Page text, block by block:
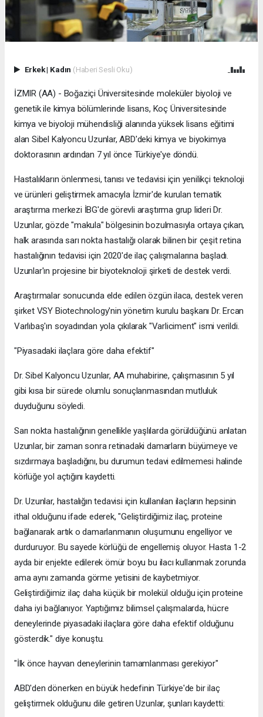
Erkek| Kadın (Haberi Sesli Oku)
İZMIR (AA) - Boğaziçi Üniversitesinde moleküler biyoloji ve
genetik ile kimya bölümlerinde lisans, Koç Üniversitesinde
kimya ve biyoloji mühendisliği alanında yüksek lisans eğitimi
alan Sibel Kalyoncu Uzunlar, ABD'deki kimya ve biyokimya
doktorasının ardından 7 yıl önce Türkiye'ye döndü.
Hastalıkların önlenmesi, tanısı ve tedavisi için yenilikçi teknoloji
ve ürünleri geliştirmek amacıyla İzmir'de kurulan tematik
araştırma merkezi İBG'de görevli araştırma grup lideri Dr.
Uzunlar, gözde "makula" bölgesinin bozulmasıyla ortaya çıkan,
halk arasında sarı nokta hastalığı olarak bilinen bir çeşit retina
hastalığının tedavisi için 2020'de ilaç çalışmalarına başladı.
Uzunlar'ın projesine bir biyoteknoloji şirketi de destek verdi.
Araştırmalar sonucunda elde edilen özgün ilaca, destek veren
şirket VSY Biotechnology'nin yönetim kurulu başkanı Dr. Ercan
Varlıbaş'ın soyadından yola çıkılarak "Varliciment" ismi verildi.
"Piyasadaki ilaçlara göre daha efektif"
Dr. Sibel Kalyoncu Uzunlar, AA muhabirine, çalışmasının 5 yıl
gibi kısa bir sürede olumlu sonuçlanmasından mutluluk
duyduğunu söyledi.
Sarı nokta hastalığının genellikle yaşlılarda görüldüğünü anlatan
Uzunlar, bir zaman sonra retinadaki damarların büyümeye ve
sızdırmaya başladığını, bu durumun tedavi edilmemesi halinde
körlüğe yol açtığını kaydetti.
Dr. Uzunlar, hastalığın tedavisi için kullanılan ilaçların hepsinin
ithal olduğunu ifade ederek, "Geliştirdiğimiz ilaç, proteine
bağlanarak artık o damarlanmanın oluşumunu engelliyor ve
durduruyor. Bu sayede körlüğü de engellemiş oluyor. Hasta 1-2
ayda bir enjekte edilerek ömür boyu bu ilacı kullanmak zorunda
ama aynı zamanda görme yetisini de kaybetmiyor.
Geliştirdiğimiz ilaç daha küçük bir molekül olduğu için proteine
daha iyi bağlanıyor. Yaptığımız bilimsel çalışmalarda, hücre
deneylerinde piyasadaki ilaçlara göre daha efektif olduğunu
gösterdik." diye konuştu.
"İlk önce hayvan deneylerinin tamamlanması gerekiyor"
ABD'den dönerken en büyük hedefinin Türkiye'de bir ilaç
geliştirmek olduğunu dile getiren Uzunlar, şunları kaydetti: